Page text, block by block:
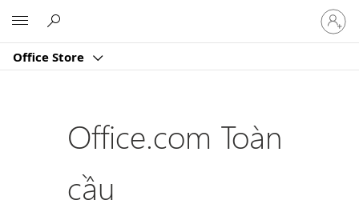
Office Store
Đăng
nhập
tài
của
Office.com Toàn
cầu